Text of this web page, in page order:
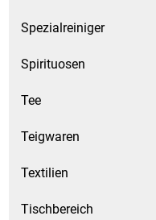
Spezialreiniger
Spirituosen
Tee
Teigwaren
Textilien
Tischbereich